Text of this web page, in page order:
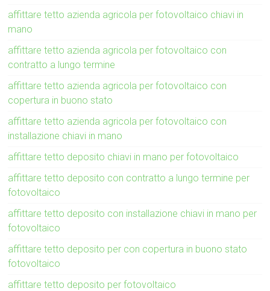
affittare tetto azienda agricola per fotovoltaico chiavi in
mano
affittare tetto azienda agricola per fotovoltaico con
contratto a lungo termine
affittare tetto azienda agricola per fotovoltaico con
copertura in buono stato
affittare tetto azienda agricola per fotovoltaico con
installazione chiavi in mano
affittare tetto deposito chiavi in mano per fotovoltaico
affittare tetto deposito con contratto a lungo termine per
fotovoltaico
affittare tetto deposito con installazione chiavi in mano per
fotovoltaico
affittare tetto deposito per con copertura in buono stato
fotovoltaico
affittare tetto deposito per fotovoltaico